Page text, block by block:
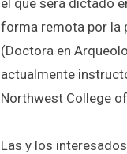
el que será dictado
forma remota por
(Doctora en
actualmente
Northwest College
Las y los